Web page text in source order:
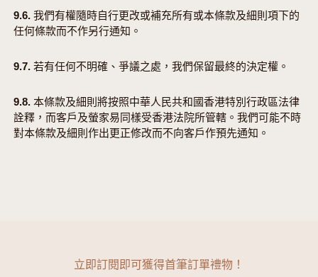
9.6. 我們有權隨時自行更改或補充所有或本條款及細則項下的
任何條款而不作另行通知。
9.7. 若有任何不明確、爭議之處，我們保留最終的決定權。
9.8. 本條款及細則將按照中華人民共和國香港特別行政區法律
詮釋，而客戶及螢家易同樣受香港法院所管轄。我們可能不時
對本條款及細則作出更正修改而不向客戶作預先通知。
立即訂閱即可獲得首筆訂單禮物！